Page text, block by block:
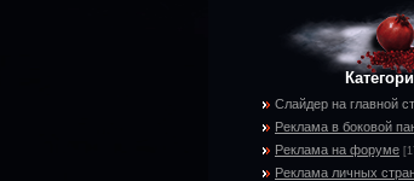
Слайдер на главной
Реклама в боковой
Реклама на форуме
Реклама личных